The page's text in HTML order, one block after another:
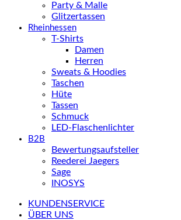
Party & Malle
Glitzertassen
Rheinhessen
T-Shirts
Damen
Herren
Sweats & Hoodies
Taschen
Hüte
Tassen
Schmuck
LED-Flaschenlichter
B2B
Bewertungsaufsteller
Reederei Jaegers
Sage
INOSYS
KUNDENSERVICE
ÜBER UNS